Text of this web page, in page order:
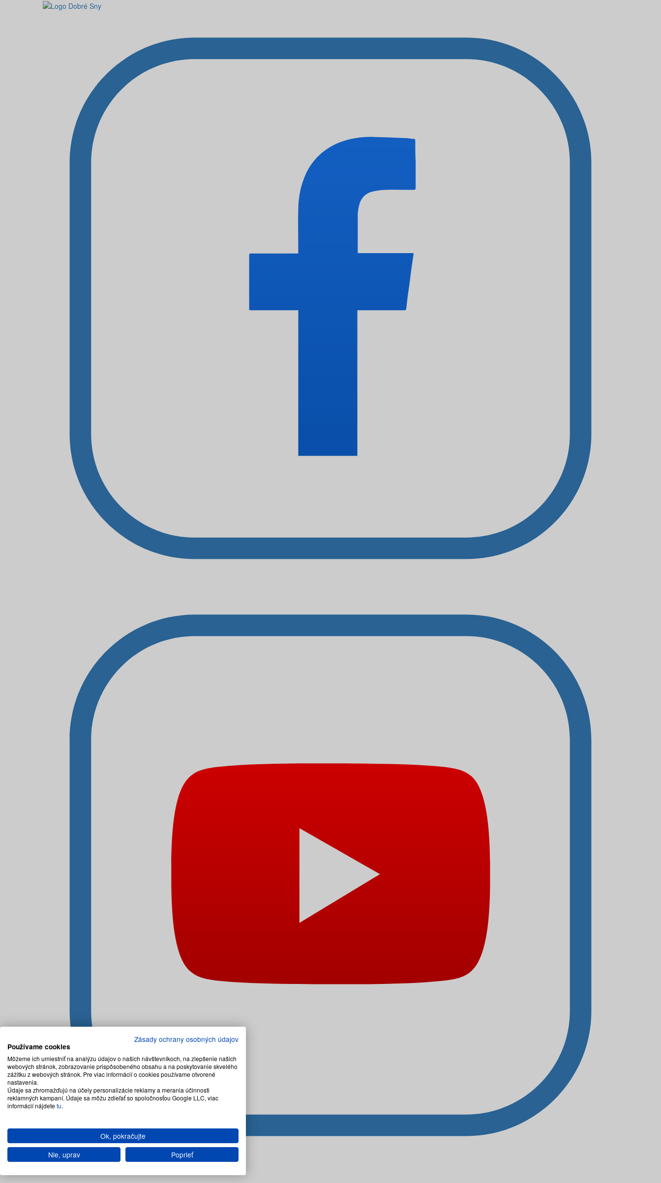
Zásady ochrany osobných údajov
Používame cookies
Môžeme ich umiestniť na analýzu údajov o našich návštevníkoch, na zlepšenie našich
webových stránok, zobrazovanie prispôsobeného obsahu a na poskytovanie skvelého
zážitku z webových stránok. Pre viac informácií o cookies používame otvorené
nastavenia.
Údaje sa zhromažďujú na účely personalizácie reklamy a merania účinnosti
reklamných kampaní. Údaje sa môžu zdieľať so spoločnosťou Google LLC, viac
informácií nájdetetu.
Ok, pokračujte
Nie, uprav
Poprieť